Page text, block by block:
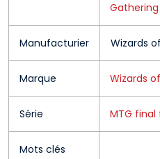
Manufacturier Wizards
Marque Wizards
Série MTG
Mots clés